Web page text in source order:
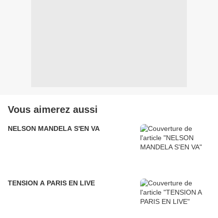
Vous aimerez aussi
NELSON MANDELA S'EN VA
TENSION A PARIS EN LIVE